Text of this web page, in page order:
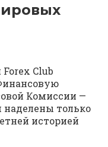
Club
Комиссии —
наделены только
историей